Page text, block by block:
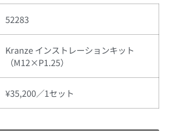
52283
Kranze インストレーションキット
（M12×P1.25）
¥35,200／1セット